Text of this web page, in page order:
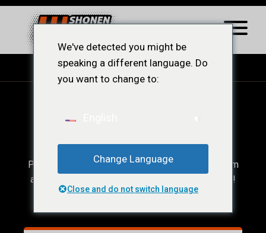
Ops! Conteúdo
Restrito.
Para acessar esse conteúdo, você precisar ser um
afiliado ShonenWest, veja a baixo nossos planos!
We've detected you might be
speaking a different language. Do
you want to change to:
Change Language
Close and do not switch language